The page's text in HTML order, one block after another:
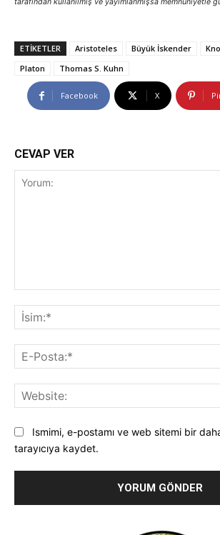
tarafından kullanılmış ve yayımlanmışsa memnuniyetle
ETIKETLER Aristoteles Büyük İskender
Platon
Thomas S. Kuhn
Facebook X
CEVAP VER
Ismimi, e-postamı ve web sitemi bir
tarayıcıya kaydet.